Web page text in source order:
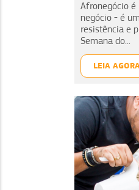
Afronegócio é
negócio - é
resistência e
Semana do...
LEIA